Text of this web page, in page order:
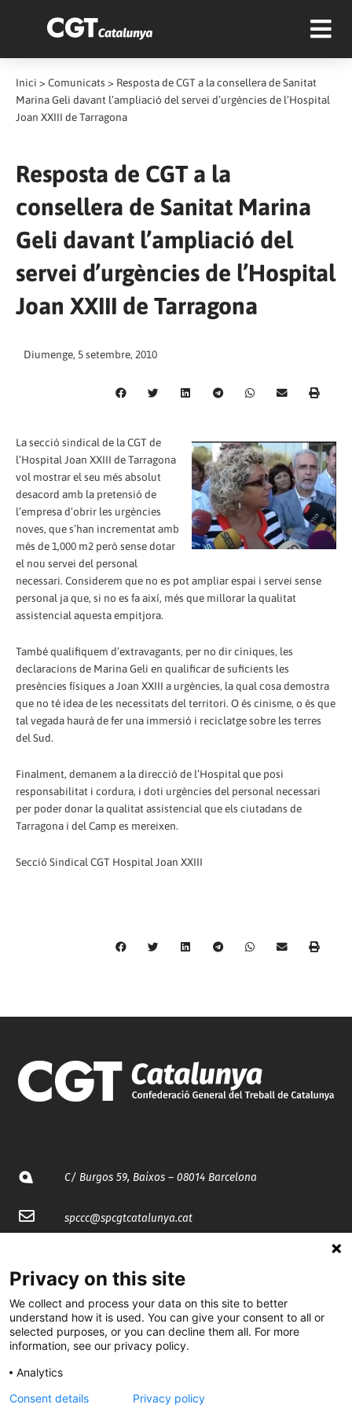
Inici > Comunicats > Resposta de CGT a la consellera de Sanitat
Marina Geli davant l’ampliació del servei d’urgències de l’Hospital
Joan XXIII de Tarragona
Resposta de CGT a la
consellera de Sanitat Marina
Geli davant l’ampliació del
servei d’urgències de l’Hospital
Joan XXIII de Tarragona
Diumenge, 5 setembre, 2010
La secció sindical de la CGT de
l’Hospital Joan XXIII de Tarragona
vol mostrar el seu més absolut
desacord amb la pretensió de
l’empresa d’obrir les urgències
noves, que s’han incrementat amb
més de 1,000 m2 però sense dotar
el nou servei del personal
necessari. Considerem que no es pot ampliar espai i servei sense
personal ja que, si no es fa així, més que millorar la qualitat
assistencial aquesta empitjora.
També qualifiquem d’extravagants, per no dir cíniques, les
declaracions de Marina Geli en qualificar de suficients les
presències físiques a Joan XXIII a urgències, la qual cosa demostra
que no té idea de les necessitats del territori. O és cinisme, o és que
tal vegada haurà de fer una immersió i reciclatge sobre les terres
del Sud.
Finalment, demanem a la direcció de l’Hospital que posi
responsabilitat i cordura, i doti urgències del personal necessari
per poder donar la qualitat assistencial que els ciutadans de
Tarragona i del Camp es mereixen.
Secció Sindical CGT Hospital Joan XXIII
C/ Burgos 59, Baixos – 08014 Barcelona
spccc@spcgtcatalunya.cat
@CGTCatalunya
cgtcatalunya
cgtcatalunya
Privacy on this site
We collect and process your data on this site to better
understand how it is used. You can give your consent to all or
selected purposes, or you can decline them all. For more
information, see our privacy policy.
Analytics
Consent details
Privacy policy